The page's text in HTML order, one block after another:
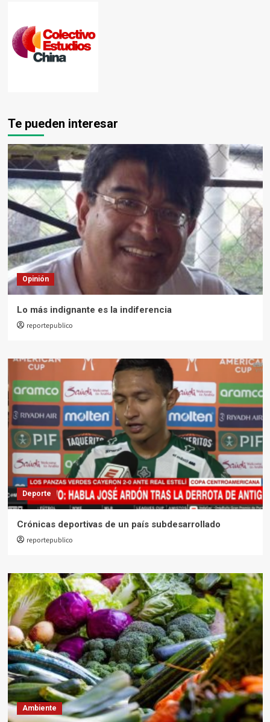
Te pueden interesar
Opinión
Lo más indignante es la indiferencia
reportepublico
Deporte
Crónicas deportivas de un país subdesarrollado
reportepublico
Ambiente